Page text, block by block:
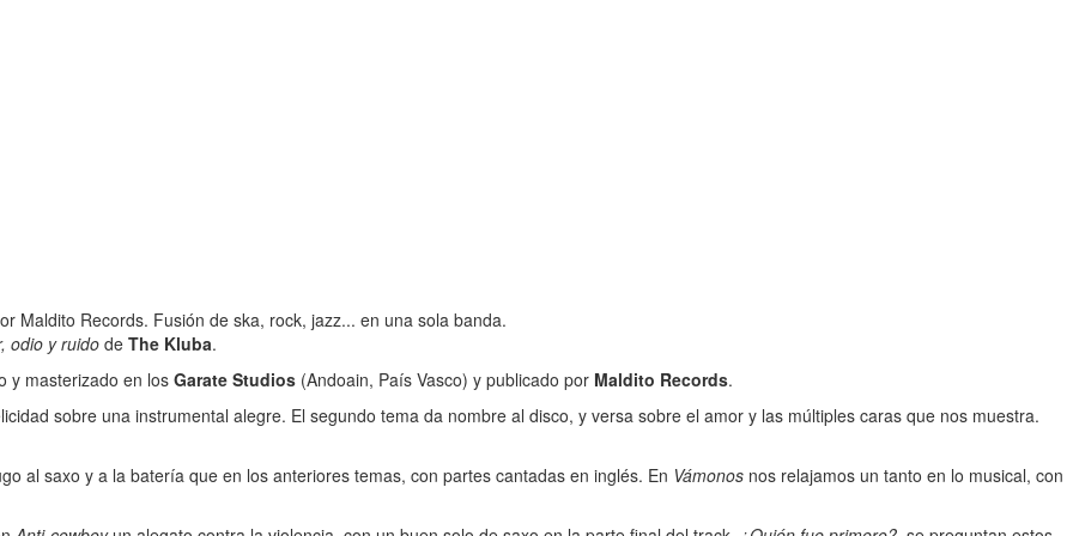
Maldito Records. Fusión de ska, rock, jazz... en una sola banda.
odio y ruido de The Kluba.
y masterizado en los Garate Studios (Andoain, País Vasco) y publicado por Maldito Records.
sobre una instrumental alegre. El segundo tema da nombre al disco, y versa sobre el amor y las múltiples caras que nos muestra.
al saxo y a la batería que en los anteriores temas, con partes cantadas en inglés. En Vámonos nos relajamos un tanto en lo musical, con